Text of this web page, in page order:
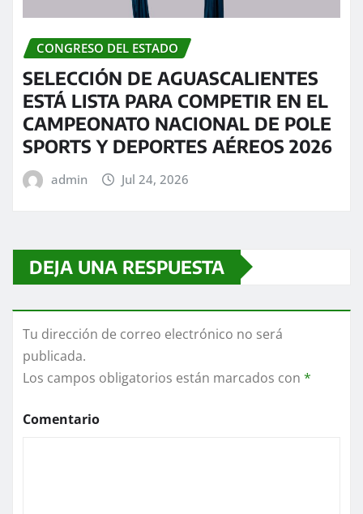
CONGRESO DEL ESTADO
SELECCIÓN DE AGUASCALIENTES
ESTÁ LISTA PARA COMPETIR EN EL
CAMPEONATO NACIONAL DE POLE
SPORTS Y DEPORTES AÉREOS 2026
admin Jul 24, 2026
DEJA UNA RESPUESTA
Tu dirección de correo electrónico no será
publicada.
Los campos obligatorios están marcados con *
Comentario